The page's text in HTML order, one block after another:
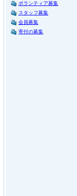
ボランティア募集
スタッフ募集
会員募集
寄付の募集